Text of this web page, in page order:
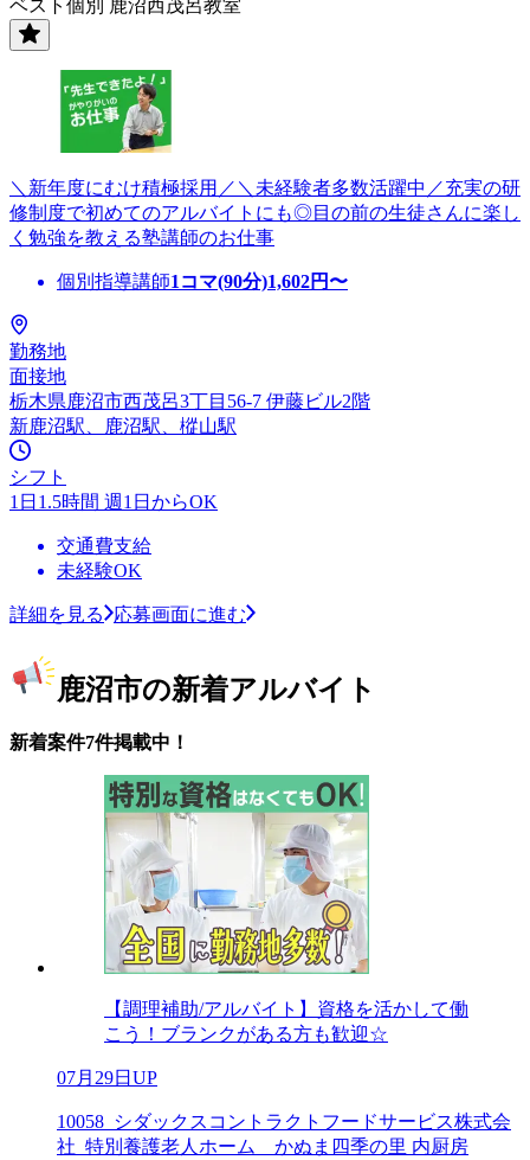
ベスト個別 鹿沼西茂呂教室
＼新年度にむけ積極採用／＼未経験者多数活躍中／充実の研
修制度で初めてのアルバイトにも◎目の前の生徒さんに楽し
く勉強を教える塾講師のお仕事
個別指導講師1コマ(90分)1,602円〜
勤務地
面接地
栃木県鹿沼市西茂呂3丁目56-7 伊藤ビル2階
新鹿沼駅、鹿沼駅、樅山駅
シフト
1日1.5時間 週1日からOK
交通費支給
未経験OK
詳細を見る 応募画面に進む
鹿沼市の新着アルバイト
新着案件7件掲載中！
【調理補助/アルバイト】資格を活かして働
こう！ブランクがある方も歓迎☆
07月29日UP
10058_シダックスコントラクトフードサービス株式会
社_特別養護老人ホーム かぬま四季の里 内厨房